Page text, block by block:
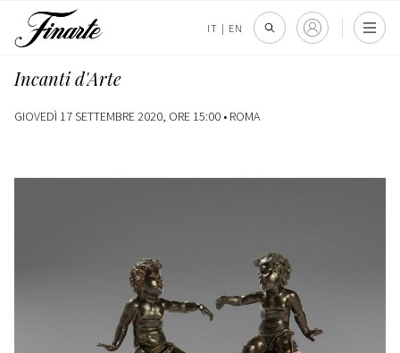
IT | EN
Incanti d'Arte
GIOVEDÌ 17 SETTEMBRE 2020, ORE 15:00 • ROMA